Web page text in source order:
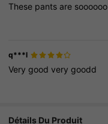
These pants are soooooo
q***l
Verygoodverygoodd
Détails Du Produit